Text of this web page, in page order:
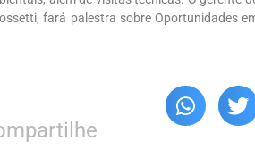
fará palestra sobre Oportunidades